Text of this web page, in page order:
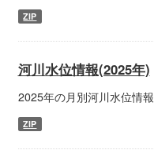
ZIP
河川水位情報(2025年)
2025年の月別河川水位情報
ZIP